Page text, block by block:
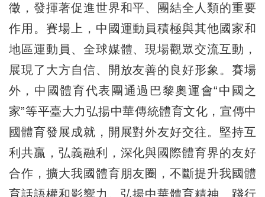
徵，發揮著促進世界和平、團結全人類的重要
作用。賽場上，中國運動員積極與其他國家和
地區運動員、全球媒體、現場觀眾交流互動，
展現了大方自信、開放友善的良好形象。賽場
外，中國體育代表團通過巴黎奧運會“中國之
家”等平臺大力弘揚中華傳統體育文化，宣傳中
國體育發展成就，開展對外友好交往。堅持互
利共贏，弘義融利，深化與國際體育界的友好
合作，擴大我國體育朋友圈，不斷提升我國體
育話語權和影響力。弘揚中華體育精神、踐行